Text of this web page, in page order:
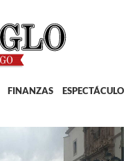
FINANZAS ESPECTÁCULOS